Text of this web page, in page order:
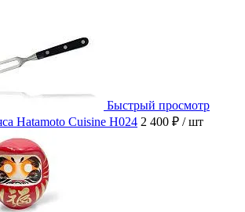
Быстрый просмотр
Hatamoto Cuisine H024 2 400 ₽ / шт